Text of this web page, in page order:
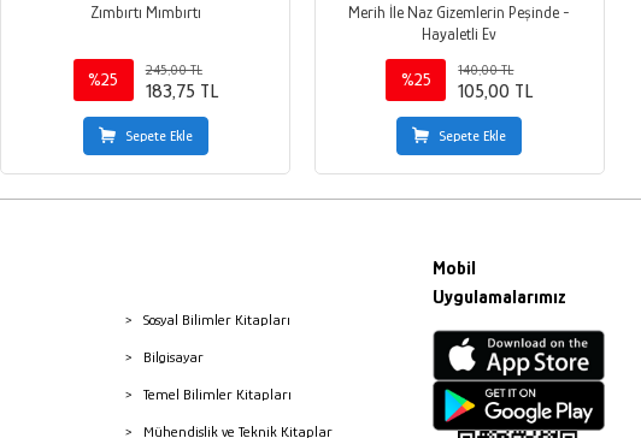
Zımbırtı Mımbırtı
%25
245,00 TL
183,75 TL
Sepete Ekle
Merih İle Naz Gizemlerin Peşinde -
Hayaletli Ev
%25
140,00 TL
105,00 TL
Sepete Ekle
Sosyal Bilimler Kitapları
Bilgisayar
Temel Bilimler Kitapları
Mühendislik ve Teknik Kitaplar
Mobil
Uygulamalarımız